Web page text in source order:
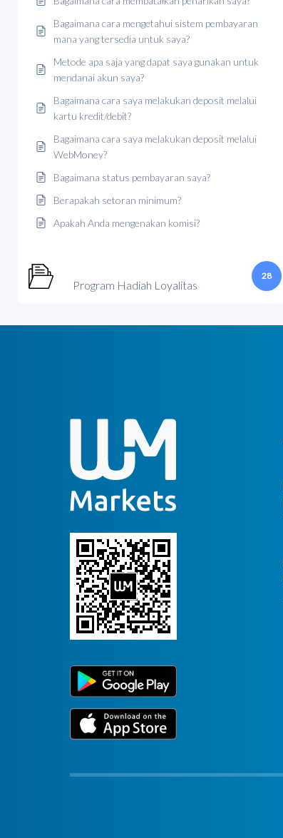
Bagaimana cara mengetahui sistem pembayaran
mana yang tersedia untuk saya?
Metode apa saja yang dapat saya gunakan untuk
mendanai akun saya?
Bagaimana cara saya melakukan deposit melalui
kartu kredit/debit?
Bagaimana cara saya melakukan deposit melalui
WebMoney?
Bagaimana status pembayaran saya?
Berapakah setoran minimum?
Apakah Anda mengenakan komisi?
Program Hadiah Loyalitas
28